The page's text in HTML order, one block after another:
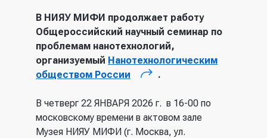
В НИЯУ МИФИ продолжает работу
Общероссийский научный семинар по
проблемам нанотехнологий,
организуемый Нанотехнологическим
обществом России
(внешняя ссылка)
.
В четверг 22 ЯНВАРЯ 2026 г. в 16-00 по
московскому времени в актовом зале
Музея НИЯУ МИФИ (г. Москва, ул.